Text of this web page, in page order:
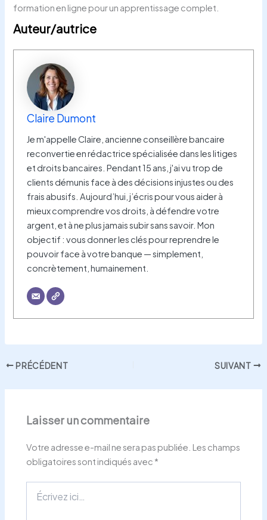
formation en ligne pour un apprentissage complet.
Auteur/autrice
Claire Dumont
Je m'appelle Claire, ancienne conseillère bancaire
reconvertie en rédactrice spécialisée dans les litiges
et droits bancaires. Pendant 15 ans, j'ai vu trop de
clients démunis face à des décisions injustes ou des
frais abusifs. Aujourd’hui, j’écris pour vous aider à
mieux comprendre vos droits, à défendre votre
argent, et à ne plus jamais subir sans savoir. Mon
objectif : vous donner les clés pour reprendre le
pouvoir face à votre banque — simplement,
concrètement, humainement.
PRÉCÉDENT SUIVANT
Laisser un commentaire
Votre adresse e-mail ne sera pas publiée. Les champs
obligatoires sont indiqués avec *
ici…